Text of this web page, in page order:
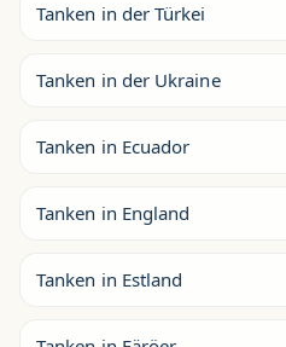
Tanken in der Türkei
Tanken in der Ukraine
Tanken in Ecuador
Tanken in England
Tanken in Estland